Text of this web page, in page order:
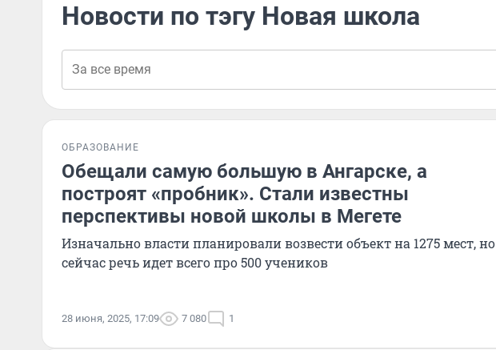
Новости по тэгу Новая школа
ОБРАЗОВАНИЕ
Обещали самую большую в Ангарске, а
построят «пробник». Стали известны
перспективы новой школы в Мегете
Изначально власти планировали возвести объект на 1275 мест, но
сейчас речь идет всего про 500 учеников
28 июня, 2025, 17:09 7 080 1